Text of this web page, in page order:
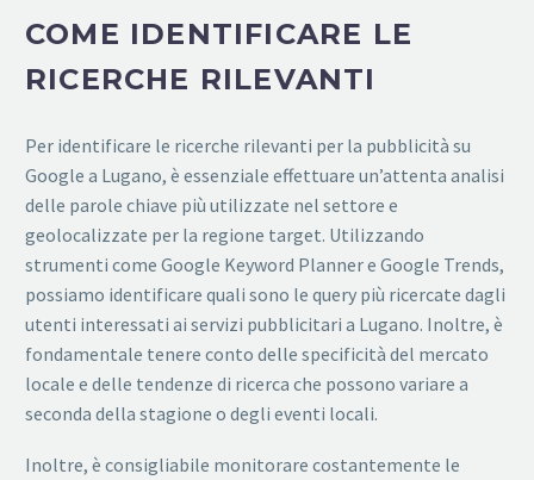
COME IDENTIFICARE LE
RICERCHE RILEVANTI
Per identificare le ricerche rilevanti per la pubblicità su
Google a Lugano, è essenziale effettuare un’attenta analisi
delle parole chiave più utilizzate nel settore e
geolocalizzate per la regione target. Utilizzando
strumenti come Google Keyword Planner e Google Trends,
possiamo identificare quali sono le query più ricercate dagli
utenti interessati ai servizi pubblicitari a Lugano. Inoltre, è
fondamentale tenere conto delle specificità del mercato
locale e delle tendenze di ricerca che possono variare a
seconda della stagione o degli eventi locali.
Inoltre, è consigliabile monitorare costantemente le